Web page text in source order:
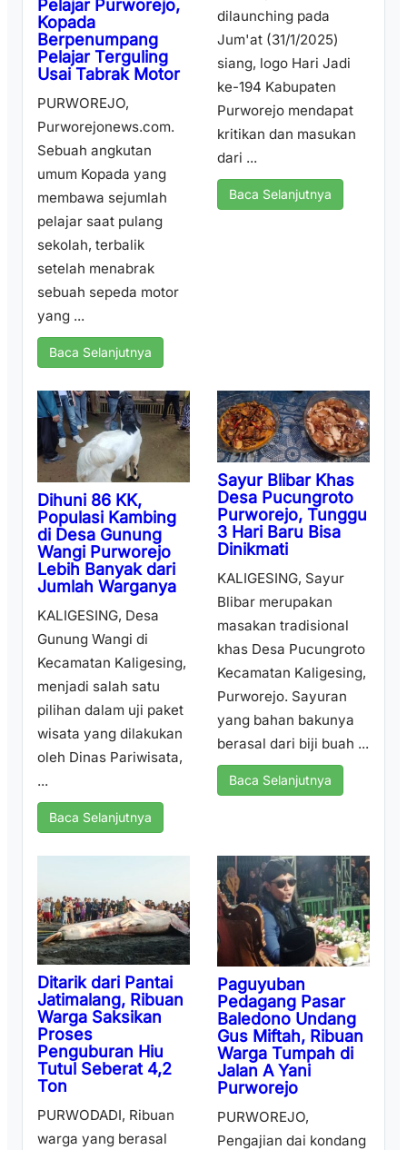
Pelajar Purworejo,
Kopada
Berpenumpang
Pelajar Terguling
Usai Tabrak Motor
PURWOREJO,
Purworejonews.com.
Sebuah angkutan
umum Kopada yang
membawa sejumlah
pelajar saat pulang
sekolah, terbalik
setelah menabrak
sebuah sepeda motor
yang ...
Baca Selanjutnya
dilaunching pada
Jum'at (31/1/2025)
siang, logo Hari Jadi
ke-194 Kabupaten
Purworejo mendapat
kritikan dan masukan
dari ...
Baca Selanjutnya
Dihuni 86 KK,
Populasi Kambing
di Desa Gunung
Wangi Purworejo
Lebih Banyak dari
Jumlah Warganya
KALIGESING, Desa
Gunung Wangi di
Kecamatan Kaligesing,
menjadi salah satu
pilihan dalam uji paket
wisata yang dilakukan
oleh Dinas Pariwisata,
...
Baca Selanjutnya
Sayur Blibar Khas
Desa Pucungroto
Purworejo, Tunggu
3 Hari Baru Bisa
Dinikmati
KALIGESING, Sayur
Blibar merupakan
masakan tradisional
khas Desa Pucungroto
Kecamatan Kaligesing,
Purworejo. Sayuran
yang bahan bakunya
berasal dari biji buah ...
Baca Selanjutnya
Ditarik dari Pantai
Jatimalang, Ribuan
Warga Saksikan
Proses
Penguburan Hiu
Tutul Seberat 4,2
Ton
PURWODADI, Ribuan
warga yang berasal
Paguyuban
Pedagang Pasar
Baledono Undang
Gus Miftah, Ribuan
Warga Tumpah di
Jalan A Yani
Purworejo
PURWOREJO,
Pengajian dai kondang